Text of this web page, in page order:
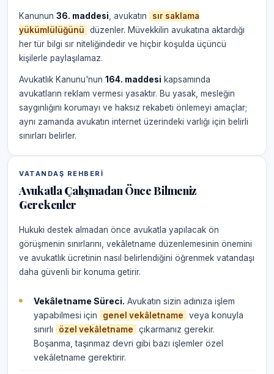
Kanunun 36. maddesi , avukatın
sır saklama
yükümlülüğünü
düzenler. Müvekkilin avukatına aktardığı
her tür bilgi sır niteliğindedir ve hiçbir koşulda üçüncü
kişilerle paylaşılamaz.
Avukatlık Kanunu'nun 164. maddesi kapsamında
avukatların reklam vermesi yasaktır. Bu yasak, mesleğin
saygınlığını korumayı ve haksız rekabeti önlemeyi amaçlar;
aynı zamanda avukatın internet üzerindeki varlığı için belirli
sınırları belirler.
VATANDAŞ REHBERI
Avukatla Çalışmadan Önce Bilmeniz
Gerekenler
Hukuki destek almadan önce avukatla yapılacak ön
görüşmenin sınırlarını, vekâletname düzenlemesinin önemini
ve avukatlık ücretinin nasıl belirlendiğini öğrenmek vatandaşı
daha güvenli bir konuma getirir.
Vekâletname Süreci. Avukatın sizin adınıza işlem
yapabilmesi için
genel vekâletname
veya konuyla
sınırlı
özel vekâletname
çıkarmanız gerekir.
Boşanma, taşınmaz devri gibi bazı işlemler özel
vekâletname gerektirir.